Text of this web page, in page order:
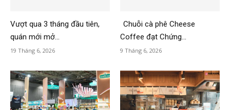
Vượt qua 3 tháng đầu tiên,
quán mới mở...
19 Tháng 6, 2026
Chuỗi cà phê Cheese
Coffee đạt Chứng...
9 Tháng 6, 2026